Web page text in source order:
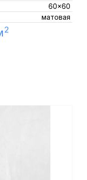
60x60
матовая
2